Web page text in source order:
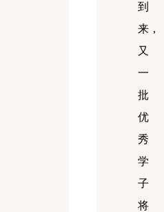
到
来，
又
一
批
优
秀
学
子
将